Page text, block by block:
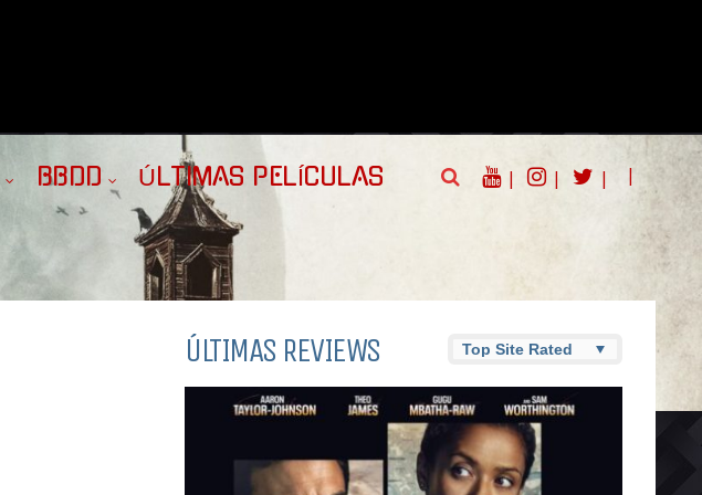
BBDD ÚLTIMAS PELÍCULAS | | | |
ÚLTIMAS REVIEWS